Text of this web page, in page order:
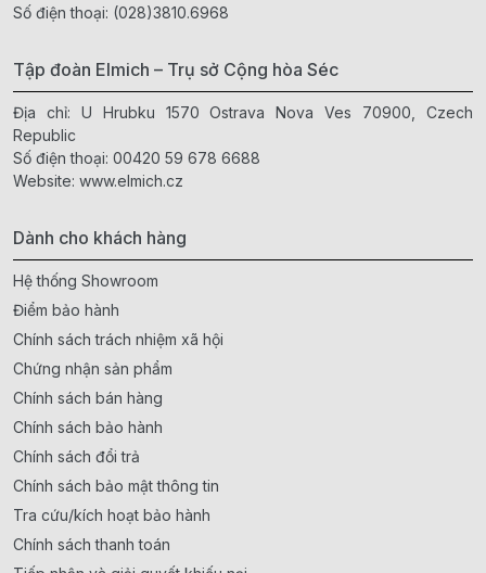
Số điện thoại: (028)3810.6968
Tập đoàn Elmich – Trụ sở Cộng hòa Séc
Địa chỉ: U Hrubku 1570 Ostrava Nova Ves 70900, Czech
Republic
Số điện thoại: 00420 59 678 6688
Website: www.elmich.cz
Dành cho khách hàng
Hệ thống Showroom
Điểm bảo hành
Chính sách trách nhiệm xã hội
Chứng nhận sản phẩm
Chính sách bán hàng
Chính sách bảo hành
Chính sách đổi trả
Chính sách bảo mật thông tin
Tra cứu/kích hoạt bảo hành
Chính sách thanh toán